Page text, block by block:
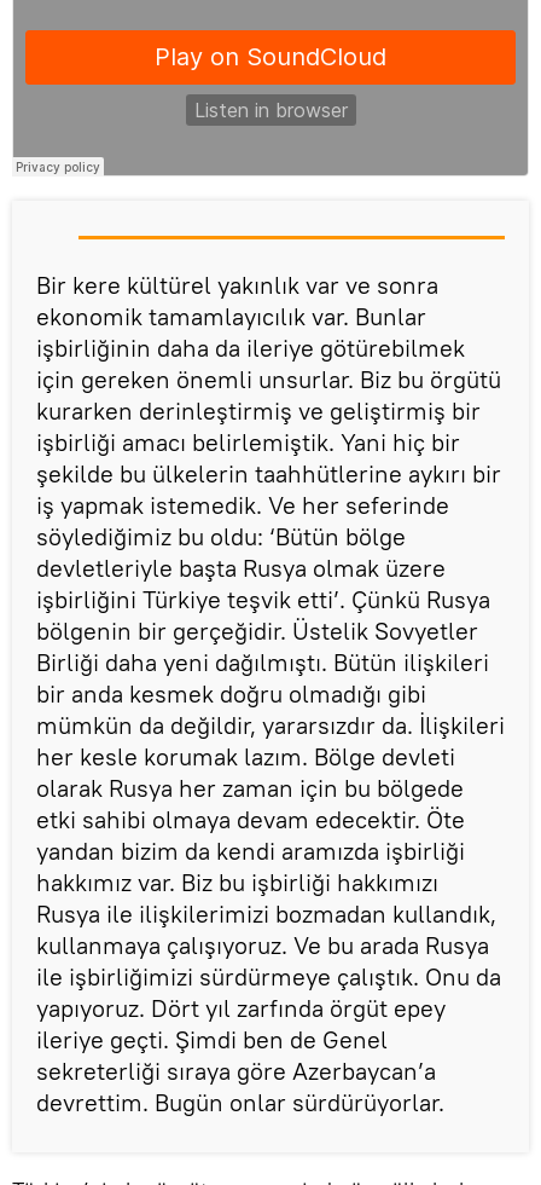
Bir kere kültürel yakınlık var ve sonra
ekonomik tamamlayıcılık var. Bunlar
işbirliğinin daha da ileriye götürebilmek
için gereken önemli unsurlar. Biz bu örgütü
kurarken derinleştirmiş ve geliştirmiş bir
işbirliği amacı belirlemiştik. Yani hiç bir
şekilde bu ülkelerin taahhütlerine aykırı bir
iş yapmak istemedik. Ve her seferinde
söylediğimiz bu oldu: ‘Bütün bölge
devletleriyle başta Rusya olmak üzere
işbirliğini Türkiye teşvik etti’. Çünkü Rusya
bölgenin bir gerçeğidir. Üstelik Sovyetler
Birliği daha yeni dağılmıştı. Bütün ilişkileri
bir anda kesmek doğru olmadığı gibi
mümkün da değildir, yararsızdır da. İlişkileri
her kesle korumak lazım. Bölge devleti
olarak Rusya her zaman için bu bölgede
etki sahibi olmaya devam edecektir. Öte
yandan bizim da kendi aramızda işbirliği
hakkımız var. Biz bu işbirliği hakkımızı
Rusya ile ilişkilerimizi bozmadan kullandık,
kullanmaya çalışıyoruz. Ve bu arada Rusya
ile işbirliğimizi sürdürmeye çalıştık. Onu da
yapıyoruz. Dört yıl zarfında örgüt epey
ileriye geçti. Şimdi ben de Genel
sekreterliği sıraya göre Azerbaycan’a
devrettim. Bugün onlar sürdürüyorlar.